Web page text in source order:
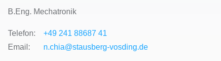
B.Eng. Mechatronik
Telefon:
+49 241 88687 41
Email:
n.chia@stausberg-vosding.de